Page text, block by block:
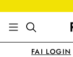
FAI LOGIN